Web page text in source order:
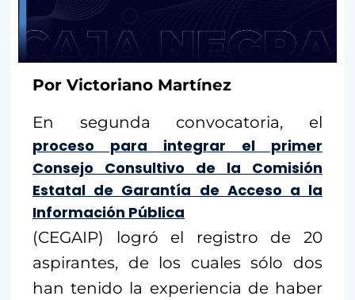
Por Victoriano Martínez
En segunda convocatoria, el
proceso para integrar el primer
Consejo Consultivo de la Comisión
Estatal de Garantía de Acceso a la
Información Pública
(CEGAIP) logró el registro de 20
aspirantes, de los cuales sólo dos
han tenido la experiencia de haber